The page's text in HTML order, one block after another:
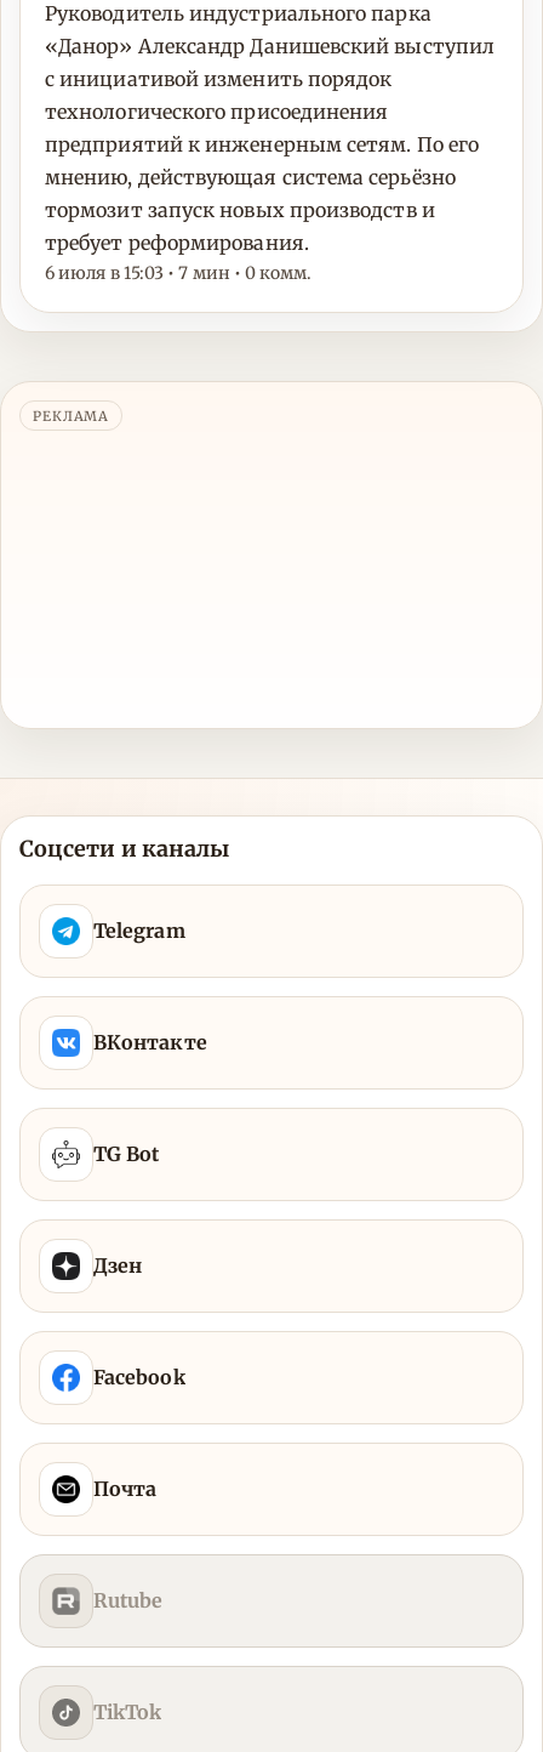
Руководитель индустриального парка
«Данор» Александр Данишевский выступил
с инициативой изменить порядок
технологического присоединения
предприятий к инженерным сетям. По его
мнению, действующая система серьёзно
тормозит запуск новых производств и
требует реформирования.
6 июля в 15:03 • 7 мин • 0 комм.
РЕКЛАМА
Соцсети и каналы
Telegram
ВКонтакте
TG Bot
Дзен
Facebook
Почта
Rutube
TikTok